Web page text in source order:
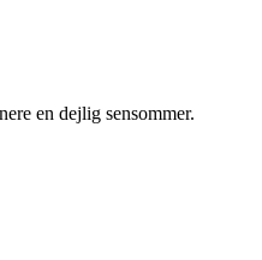
en dejlig sensommer.